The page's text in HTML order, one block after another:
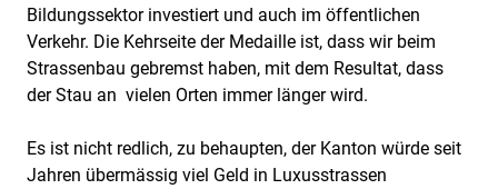
Bildungssektor investiert und auch im öffentlichen
Verkehr. Die Kehrseite der Medaille ist, dass wir beim
Strassenbau gebremst haben, mit dem Resultat, dass
der Stau an vielen Orten immer länger wird.
Es ist nicht redlich, zu behaupten, der Kanton würde seit
Jahren übermässig viel Geld in Luxusstrassen